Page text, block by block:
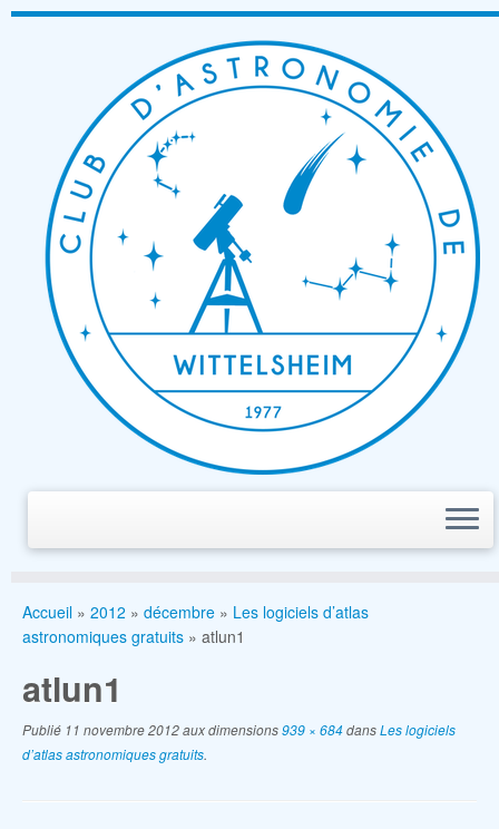
Passer
Accueil » 2012 » décembre » Les logiciels d’atlas
astronomiques gratuits » atlun1
atlun1
Publié 11 novembre 2012aux dimensions939 × 684dansLes logiciels
d’atlas astronomiques gratuits.